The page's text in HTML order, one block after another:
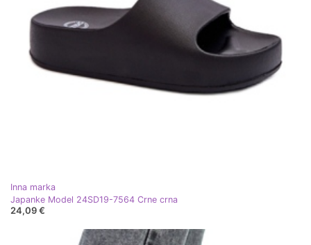
Inna marka
Japanke Model 24SD19-7564 Crne crna
24,09 €